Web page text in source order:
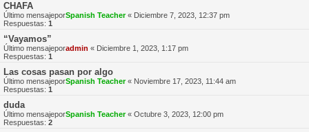
CHAFA
Último mensajeporSpanish Teacher« Diciembre 7, 2023, 12:37 pm
Respuestas: 1
“Vayamos”
Último mensajeporadmin « Diciembre 1, 2023, 1:17 pm
Respuestas: 1
Las cosas pasan por algo
Último mensajeporSpanish Teacher« Noviembre 17, 2023, 11:44 am
Respuestas: 1
duda
Último mensajeporSpanish Teacher« Octubre 3, 2023, 12:00 pm
Respuestas: 2